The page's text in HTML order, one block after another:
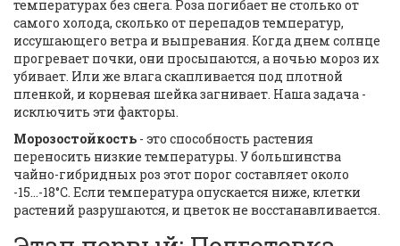
температурах без снега. Роза погибает не столько от
самого холода, сколько от перепадов температур,
иссушающего ветра и выпревания. Когда днем солнце
прогревает почки, они просыпаются, а ночью мороз их
убивает. Или же влага скапливается под плотной
пленкой, и корневая шейка загнивает. Наша задача -
исключить эти факторы.
Морозостойкость - это способность растения
переносить низкие температуры. У большинства
чайно-гибридных роз этот порог составляет около
-15...-18°C. Если температура опускается ниже, клетки
растений разрушаются, и цветок не восстанавливается.